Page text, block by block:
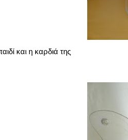
και η καρδιά της